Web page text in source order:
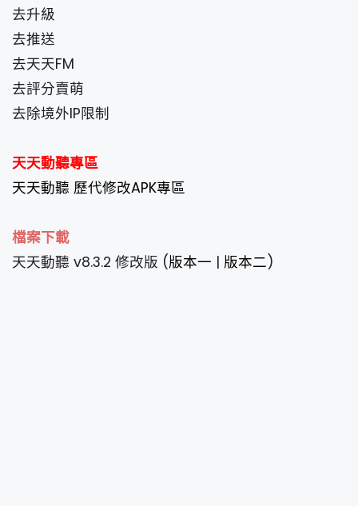
去升級
去推送
去天天FM
去評分賣萌
去除境外IP限制
天天動聽專區
天天動聽 歷代修改APK專區
檔案下載
天天動聽 v8.3.2 修改版 (版本一 | 版本二)